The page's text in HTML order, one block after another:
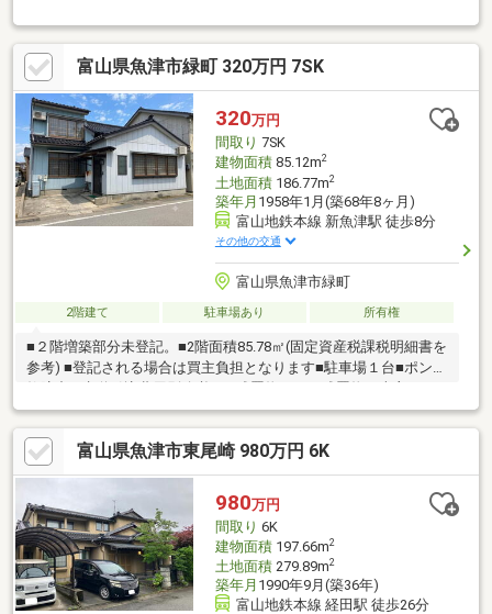
外壁塗装or張替、植栽剪定、庭木伐採システムキッチン交換、ユ
ニットバス交換、トイレ交換、洗面化粧台交換間取変更、玄関扉
交換、室内ドア（一部）交換、床材上張り、シューズボックス交
換、クロス張替え、畳表替え、障子・襖張替え給湯器交換、イン
ターホン設置、火災警報器設置、照明器具交換
富山県魚津市緑町 320万円 7SK
320万円
間取り 7SK
建物面積85.12m2
土地面積186.77m2
築年月 1958年1月(築68年8ヶ月)
富山地鉄本線 新魚津駅 徒歩8分
その他の交通
富山県魚津市緑町
2階建て 駐車場あり 所有権
■２階増築部分未登記。■2階面積85.78㎡(固定資産税課税明細書を
参考) ■登記される場合は買主負担となります■駐車場１台■ポンプ
撤去予定です。 ■画像を加工修正しています。
富山県魚津市東尾崎 980万円 6K
980万円
間取り 6K
建物面積197.66m2
土地面積279.89m2
築年月 1990年9月(築36年)
富山地鉄本線 経田駅 徒歩26分